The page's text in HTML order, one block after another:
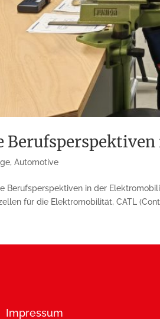
,Automotive
Berufsperspektiven in der
für die Elektromobilität, CATL
Impressum